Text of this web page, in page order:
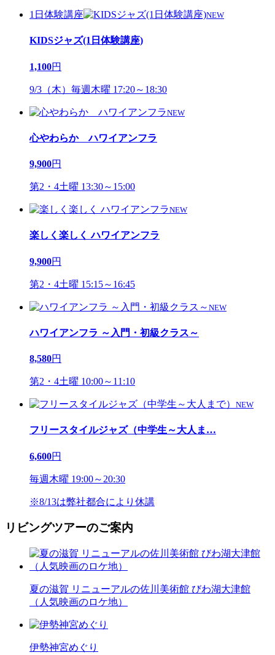
1日体験講座 NEW
KIDSジャズ(1日体験講座)
1,100円
9/3（木）毎週木曜 17:20～18:30
NEW
心やわらか ハワイアンフラ
9,900円
第2・4土曜 13:30～15:00
NEW
楽しく楽しく ハワイアンフラ
9,900円
第2・4土曜 15:15～16:45
NEW
ハワイアンフラ ～入門・初級クラス～
8,580円
第2・4土曜 10:00～11:10
NEW
フリースタイルジャズ（中学生～大人ま…
6,600円
毎週木曜 19:00～20:30
※8/13は弊社都合により休講
リビングツアーのご案内
夏の滋賀 リニューアルの佐川美術館 びわ湖大津館
（人気映画のロケ地）
伊勢神宮めぐり